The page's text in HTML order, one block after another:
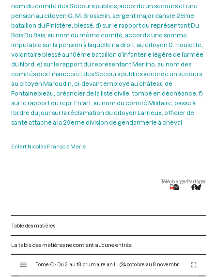
nom du comité des Secours publics, accorde un secours et une
pension au citoyen G. M. Brosselin, sergent major dans le 2ème
bataillon du Finistère, blessé, d) sur le rapport du représentant Du
Bois Du Bais, au nom du même comité, accorde une somme
imputable sur la pension à laquelle il a droit, au citoyen D. Houlette,
volontaire blessé au 10ème bataillon d’infanterie légère de l’armée
du Nord, e) sur le rapport du représentant Merlino, au nom des
comités des Finances et des Secours publics accorde un secours
au citoyen Maroudin, ci-devant employé au château de
Fontainebleau, créancier de la liste civile, tombé en déchéance, f)
sur le rapport du repr. Enlart, au nom du comité Militaire, passe à
l’ordre du jour sur la réclamation du citoyen Larrieux, officier de
santé attaché à la 29eme division de gendarmerie à cheval
Enlart Nicolas François Marie
TéléchargerPartager
Table des matières
La table des matières ne contient aucune entrée.